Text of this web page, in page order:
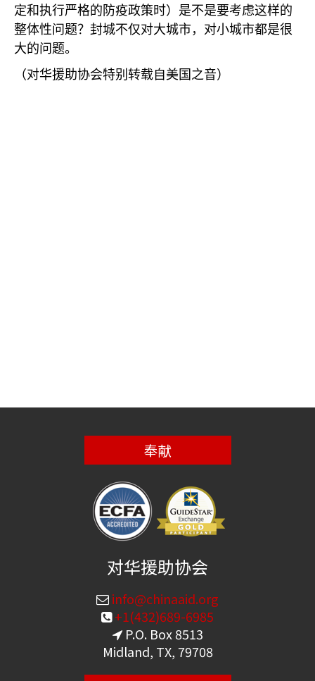
定和执行严格的防疫政策时）是不是要考虑这样的
整体性问题？封城不仅对大城市，对小城市都是很
大的问题。
（对华援助协会特别转载自美国之音）
奉献
对华援助协会
info@chinaaid.org
+1(432)689-6985
P.O. Box 8513
Midland, TX, 79708